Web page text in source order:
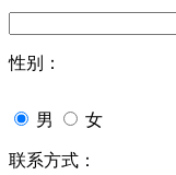
性别：
男 女
联系方式：